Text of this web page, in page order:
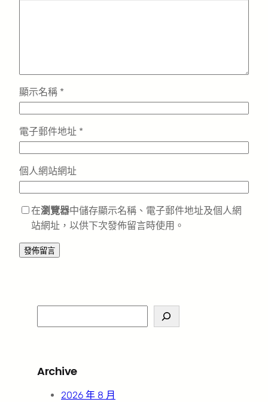
顯示名稱 *
電子郵件地址 *
個人網站網址
在瀏覽器中儲存顯示名稱、電子郵件地址及個人網
站網址，以供下次發佈留言時使用。
e
c
Archive
2026 年 8 月